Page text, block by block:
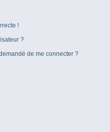
!
?
de me connecter ?